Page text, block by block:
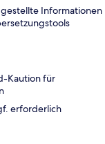
Informationen
Kaution für
erforderlich